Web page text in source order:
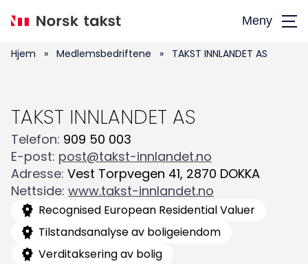
hovedinnhold
Meny
Søk
etter:
Hjem » Medlemsbedriftene » TAKST INNLANDET AS
TAKST INNLANDET AS
Telefon: 909 50 003
E-post: post@takst-innlandet.no
Adresse: Vest Torpvegen 41, 2870 DOKKA
Nettside: www.takst-innlandet.no
Recognised European Residential Valuer
Tilstandsanalyse av boligeiendom
Verditaksering av bolig